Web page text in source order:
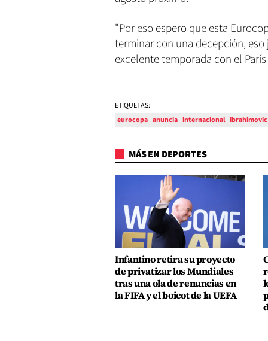
"Por eso espero que esta
terminar con una decepción,
excelente temporada con el París
ETIQUETAS:
eurocopa anuncia internacional ibrahimovic
MÁS EN DEPORTES
Infantino retira su proyecto
de privatizar los Mundiales
tras una ola de renuncias en
la FIFA y el boicot de la UEFA